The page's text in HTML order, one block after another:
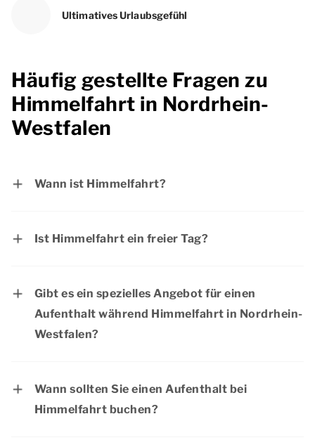
Ultimatives Urlaubsgefühl
Häufig gestellte Fragen zu
Himmelfahrt in Nordrhein-
Westfalen
Wann ist Himmelfahrt?
Ist Himmelfahrt ein freier Tag?
Gibt es ein spezielles Angebot für einen
Aufenthalt während Himmelfahrt in Nordrhein-
Westfalen?
Wann sollten Sie einen Aufenthalt bei
Himmelfahrt buchen?